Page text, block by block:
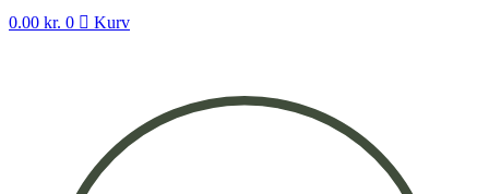
0.00 kr. 0 Kurv